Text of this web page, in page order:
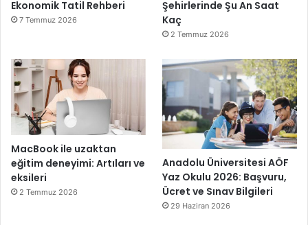
Ekonomik Tatil Rehberi
7 Temmuz 2026
Şehirlerinde Şu An Saat
Kaç
2 Temmuz 2026
MacBook ile uzaktan
eğitim deneyimi: Artıları ve
eksileri
2 Temmuz 2026
Anadolu Üniversitesi AÖF
Yaz Okulu 2026: Başvuru,
Ücret ve Sınav Bilgileri
29 Haziran 2026